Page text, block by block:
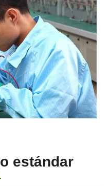
estándar